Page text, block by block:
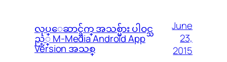
လုပ္ေဆာင္ခ်က္ အသစ္မ်ား ပါဝင္သ
ည့္ M-Media Android App
Version အသစ္
June
23,
2015